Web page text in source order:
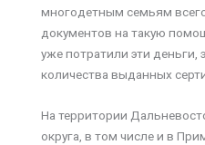
многодетным семьям
документов на такую
уже потратили эти деньги,
количества выданных
На территории
округа, в том числе и в